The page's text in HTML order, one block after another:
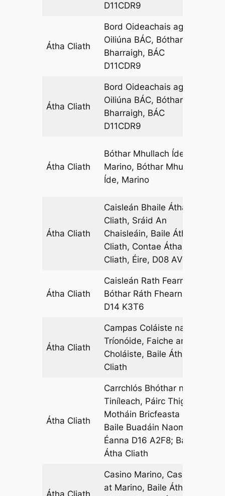
D11CDR9
Átha Cliath
Bord Oideachais agus
Oiliúna BÁC, Bóthar an
Bharraigh, BÁC
D11CDR9
Átha Cliath
Bord Oideachais agus
Oiliúna BÁC, Bóthar an
Bharraigh, BÁC
D11CDR9
Átha Cliath
Bóthar Mhullach Íde,
Marino, Bóthar Mhullach
Íde, Marino
Átha Cliath
Caisleán Bhaile Átha
Cliath, Sráid An
Chaisleáin, Baile Átha
Cliath, Contae Átha
Cliath, Éire, D08 AV24
Átha Cliath
Caisleán Rath Fearnáin,
Bóthar Ráth Fhearnáin,
D14 K3T6
Átha Cliath
Campas Coláiste na
Tríonóide, Faiche an
Choláiste, Baile Átha
Cliath
Átha Cliath
Carrchlós Bhóthar na
Tiníleach, Páirc Thigh
Motháin Bricfeasta CLG
Baile Buadáin Naomh
Éanna D16 A2F8; Baile
Átha Cliath
Casino Marino, Casino
at Marino, Baile Átha